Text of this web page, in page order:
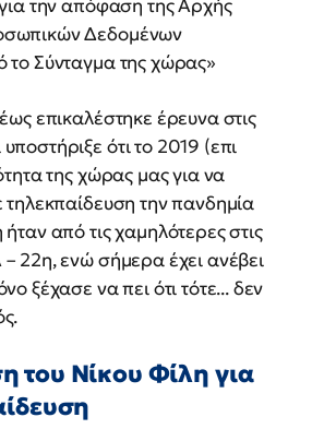
την απόφαση της Αρχής
Δεδομένων
το Σύνταγμα της χώρας»
επικαλέστηκε έρευνα στις
ότι το 2019 (επι
της χώρας μας για να
τηλεκπαίδευση την πανδημία
από τις χαμηλότερες στις
22η, ενώ σήμερα έχει ανέβει
ξέχασε να πει ότι τότε... δεν
του Νίκου Φίλη για